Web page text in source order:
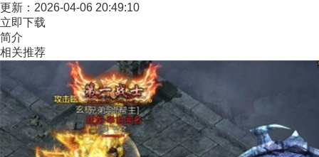
更新： 2026-04-06 20:49:10
立即下载
简介
相关推荐